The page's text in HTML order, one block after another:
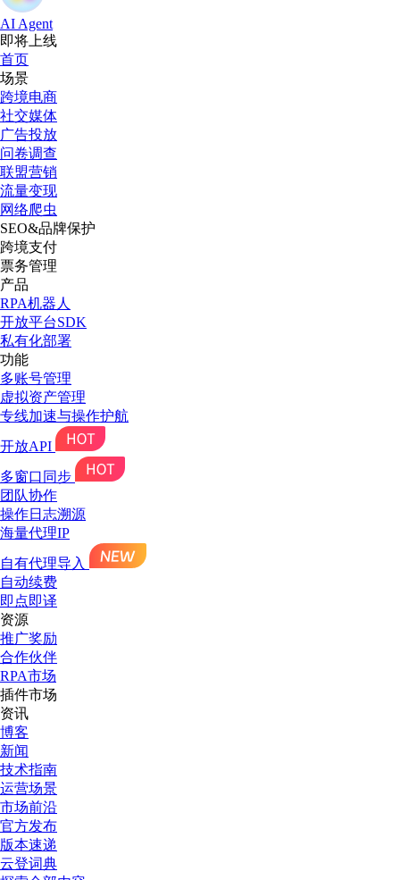
AI Agent
即将上线
首页
场景
跨境电商
社交媒体
广告投放
问卷调查
联盟营销
流量变现
网络爬虫
SEO&品牌保护
跨境支付
票务管理
产品
RPA机器人
开放平台SDK
私有化部署
功能
多账号管理
虚拟资产管理
专线加速与操作护航
开放API
多窗口同步
团队协作
操作日志溯源
海量代理IP
自有代理导入
自动续费
即点即译
资源
推广奖励
合作伙伴
RPA市场
插件市场
资讯
博客
新闻
技术指南
运营场景
市场前沿
官方发布
版本速递
云登词典